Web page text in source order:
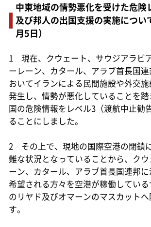
中東地域の情勢悪化を受けた危険
及び邦人の出国支援の実施につい
月5日）
1 現在、クウェート、サウジアラビ
ーレーン、カタール、アラブ首長国
おいてイランによる民間施設や外交
発生し、情勢が悪化していることを
国の危険情報をレベル3（渡航中止勧
ることにしました。
2 その上で、現地の国際空港の閉鎖
難な状況となっていることから、ク
ーン、カタール、アラブ首長国連邦
希望される方々を空港が稼働してい
のリヤド及びオマーンのマスカット
す。